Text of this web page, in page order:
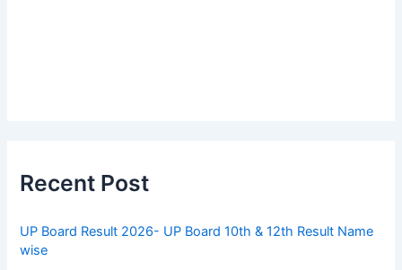
Recent Post
UP Board Result 2026- UP Board 10th & 12th Result Name
wise